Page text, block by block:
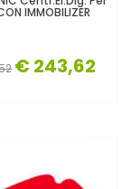
IMMOBILIZER
€ 243,62